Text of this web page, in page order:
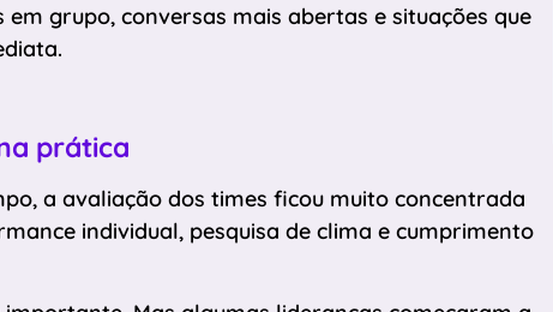
em grupo, conversas mais abertas e situações que
prática
a avaliação dos times ficou muito concentrada
individual, pesquisa de clima e cumprimento